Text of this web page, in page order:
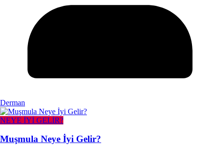
Derman
NEYE İYİ GELİR?
Muşmula Neye İyi Gelir?